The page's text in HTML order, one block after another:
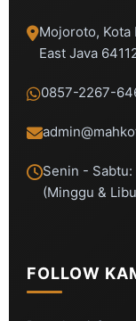
Mojoroto, Kota
East Java
0857-2267-
Senin - Sabtu:
(Minggu &
FOLLOW